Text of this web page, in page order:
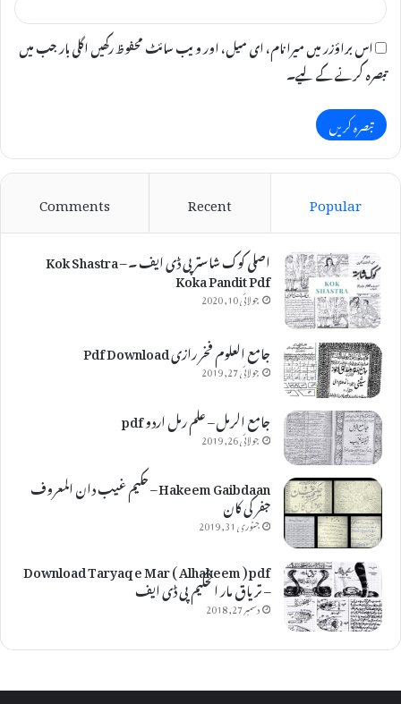
اس براؤزر میں میرا نام، ای میل، اور ویب سائٹ محفوظ رکھیں اگلی بار جب میں
تبصرہ کرنے کےلیے۔
Popular
Recent
Comments
اصلی کوک شاستر پی ڈی ایف ۔ Kok Shastra –
Koka Pandit Pdf
جولائی 10, 2020
جامع العلوم فخر رازی Pdf Download
جولائی 27, 2019
جامع الرمل – علم رمل اردو pdf
جولائی 26, 2019
Hakeem Gaibdaan – حکیم غیب دان المعروف
جفر کی کان
جنوری 31, 2019
Download Taryaq e Mar ( Alhakeem ) pdf
– تریاق مار الحکیم پی ڈی ایف
دسمبر 27, 2018